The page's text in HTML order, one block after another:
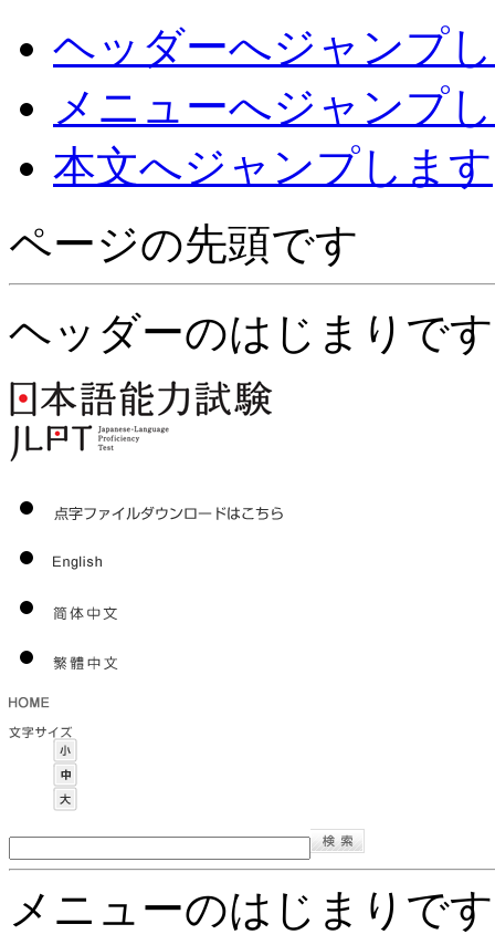
ヘッダーへジャンプ
メニューへジャンプ
本文へジャンプします
ページの先頭です
ヘッダーのはじまりです
メニューのはじまりです